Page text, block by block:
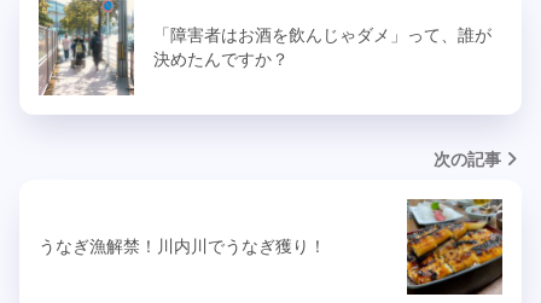
「障害者はお酒を飲んじゃダメ」って、誰が
決めたんですか？
次の記事
うなぎ漁解禁！川内川でうなぎ獲り！